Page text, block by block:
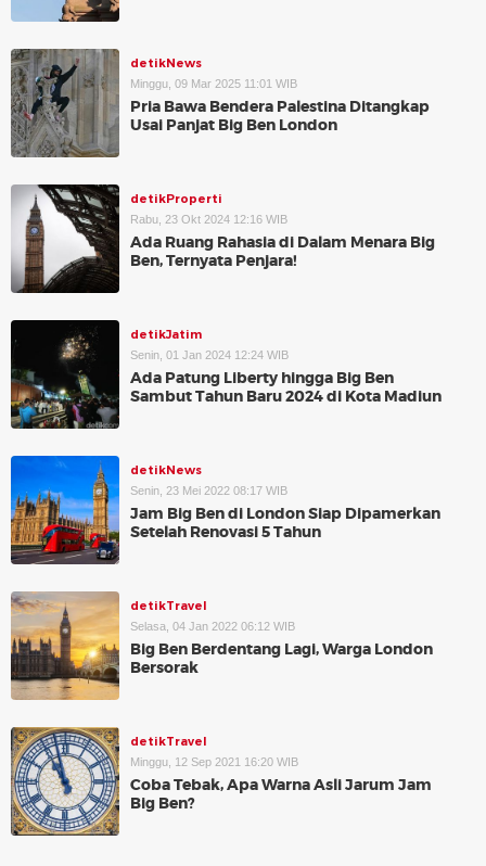
detikNews
Minggu, 09 Mar 2025 11:01 WIB
Pria Bawa Bendera Palestina Ditangkap
Usai Panjat Big Ben London
detikProperti
Rabu, 23 Okt 2024 12:16 WIB
Ada Ruang Rahasia di Dalam Menara Big
Ben, Ternyata Penjara!
detikJatim
Senin, 01 Jan 2024 12:24 WIB
Ada Patung Liberty hingga Big Ben
Sambut Tahun Baru 2024 di Kota Madiun
detikNews
Senin, 23 Mei 2022 08:17 WIB
Jam Big Ben di London Siap Dipamerkan
Setelah Renovasi 5 Tahun
detikTravel
Selasa, 04 Jan 2022 06:12 WIB
Big Ben Berdentang Lagi, Warga London
Bersorak
detikTravel
Minggu, 12 Sep 2021 16:20 WIB
Coba Tebak, Apa Warna Asli Jarum Jam
Big Ben?